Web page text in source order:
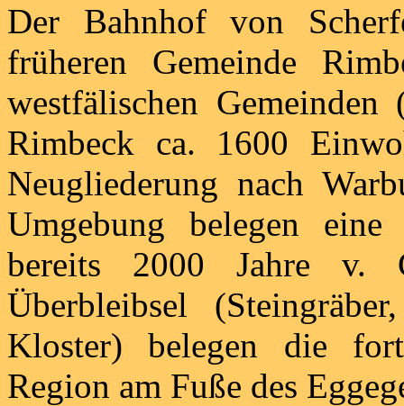
Der Bahnhof von
früheren Gemeinde
westfälischen
Rimbeck ca. 1600
Neugliederung nach
Umgebung belegen
bereits 2000 Jahre v.
Überbleibsel
Kloster) belegen die
Region am Fuße des